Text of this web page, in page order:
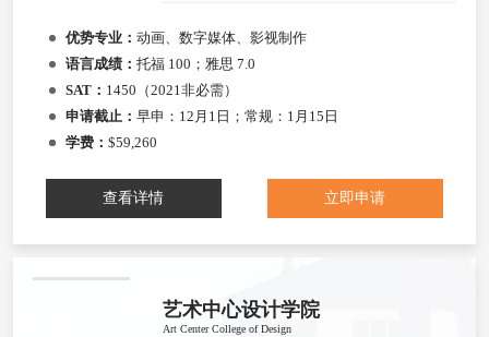
优势专业： 动画、数字媒体、影视制作
语言成绩： 托福 100；雅思 7.0
SAT： 1450（2021非必需）
申请截止： 早申：12月1日；常规：1月15日
学费： $59,260
查看详情 立即申请
艺术中心设计学院
Art Center College of Design